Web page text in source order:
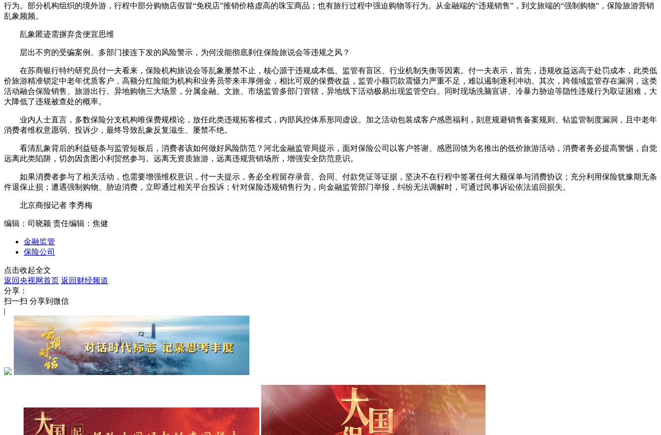
行为。部分机构组织的境外游，行程中部分购物店假冒“免税店”推销价格虚高的珠宝商品；也有旅行过程中强迫购物等行为。从金融端的“违规销售”，到文旅端的“强制购物”，保险旅游营销
乱象频频。
乱象匿迹需摒弃贪便宜思维
层出不穷的受骗案例、多部门接连下发的风险警示，为何没能彻底刹住保险旅说会等违规之风？
在苏商银行特约研究员付一夫看来，保险机构旅说会等乱象屡禁不止，核心源于违规成本低、监管有盲区、行业机制失衡等因素。付一夫表示，首先，违规收益远高于处罚成本，此类低
价旅游精准锁定中老年优质客户，高额分红险能为机构和业务员带来丰厚佣金，相比可观的保费收益，监管小额罚款震慑力严重不足，难以遏制逐利冲动。其次，跨领域监管存在漏洞，这类
活动融合保险销售、旅游出行、异地购物三大场景，分属金融、文旅、市场监管多部门管辖，异地线下活动极易出现监管空白。同时现场洗脑宣讲、冷暴力胁迫等隐性违规行为取证困难，大
大降低了违规被查处的概率。
业内人士直言，多数保险分支机构唯保费规模论，放任此类违规拓客模式，内部风控体系形同虚设。加之活动包装成客户感恩福利，刻意规避销售备案规则、钻监管制度漏洞，且中老年
消费者维权意愿弱、投诉少，最终导致乱象反复滋生、屡禁不绝。
看清乱象背后的利益链条与监管短板后，消费者该如何做好风险防范？河北金融监管局提示，面对保险公司以客户答谢、感恩回馈为名推出的低价旅游活动，消费者务必提高警惕，自觉
远离此类陷阱，切勿因贪图小利贸然参与。远离无资质旅游，远离违规营销场所，增强安全防范意识。
如果消费者参与了相关活动，也需要增强维权意识，付一夫提示，务必全程留存录音、合同、付款凭证等证据，坚决不在行程中签署任何大额保单与消费协议；充分利用保险犹豫期无条
件退保止损；遭遇强制购物、胁迫消费，立即通过相关平台投诉；针对保险违规销售行为，向金融监管部门举报，纠纷无法调解时，可通过民事诉讼依法追回损失。
北京商报记者 李秀梅
编辑：司晓颖 责任编辑：焦健
金融监管
保险公司
点击收起全文
返回央视网首页 返回财经频道
分享：
扫一扫 分享到微信
|